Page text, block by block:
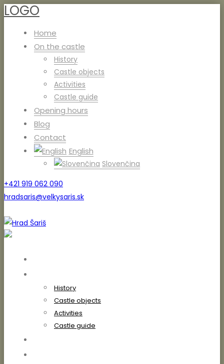
LOGO
Home
On the castle
History
Castle objects
Activities
Castle guide
Opening hours
Blog
Contact
English
Slovenčina
+421 919 062 090
hradsaris@velkysaris.sk
History
Castle objects
Activities
Castle guide